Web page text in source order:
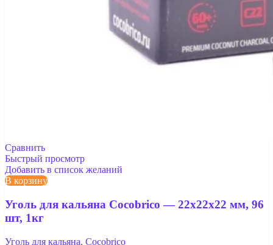
Сравнить
Быстрый просмотр
Добавить в список желаний
В корзину
Уголь для кальяна Cocobrico — 22x22x22 мм, 96
шт, 1кг
Уголь для кальяна, Cocobrico